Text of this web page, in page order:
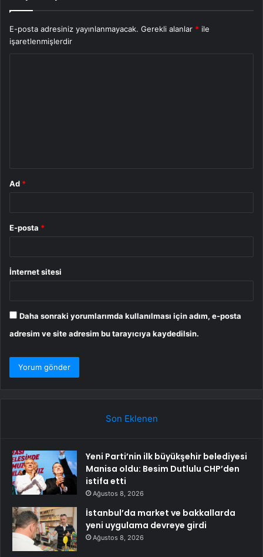
E-posta adresiniz yayınlanmayacak. Gerekli alanlar * ile
işaretlenmişlerdir
Ad *
E-posta *
İnternet sitesi
Daha sonraki yorumlarımda kullanılması için adım, e-posta
adresim ve site adresim bu tarayıcıya kaydedilsin.
Son Eklenen
Yeni Parti’nin ilk büyükşehir belediyesi
Manisa oldu: Besim Dutlulu CHP’den
istifa etti
Ağustos 8, 2026
İstanbul’da market ve bakkallarda
yeni uygulama devreye girdi
Ağustos 8, 2026